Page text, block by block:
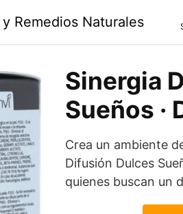
Remedios Naturales
Sinergia
Sueños ·
Crea un ambiente
Difusión Dulces
quienes buscan un